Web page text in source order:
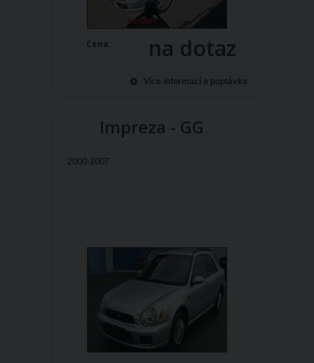
Cena: na dotaz
Více informací a poptávka
Impreza - GG
2000-2007